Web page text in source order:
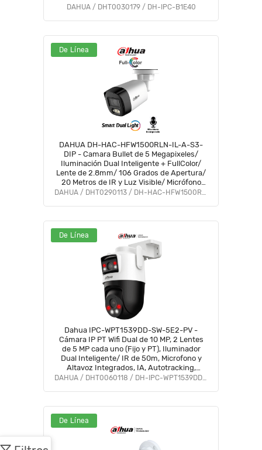
DAHUA / DHT0030179 / DH-IPC-B1E40
De Línea
DAHUA DH-HAC-HFW1500RLN-IL-A-S3-
DIP - Camara Bullet de 5 Megapixeles/
Iluminación Dual Inteligente + FullColor/
Lente de 2.8mm/ 106 Grados de Apertura/
20 Metros de IR y Luz Visible/ Micrófono
Integrado/ IP67/ Soporta:
DAHUA / DHT0290113 / DH-HAC-HFW1500RLN-IL-A-S3-DIP
De Línea
Dahua IPC-WPT1539DD-SW-5E2-PV -
Cámara IP PT Wifi Dual de 10 MP, 2 Lentes
de 5 MP cada uno (Fijo y PT), Iluminador
Dual Inteligente/ IR de 50m, Microfono y
Altavoz Integrados, IA, Autotracking,
Disuación activa, Ranura MicroSD, IP66 DAHUA / DHT0060118 / DH-IPC-WPT1539DD-SW-5E2-PV
De Línea